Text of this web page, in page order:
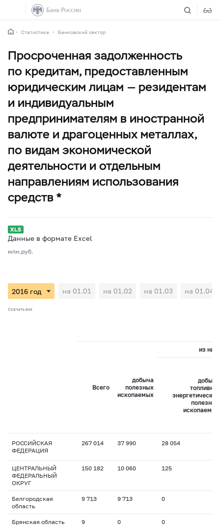
Статистика Банковский сектор
Просроченная задолженность
по кредитам, предоставленным
юридическим лицам — резидентам
и индивидуальным
предпринимателям в иностранной
валюте и драгоценных металлах,
по видам экономической
деятельности и отдельным
направлениям использования
средств *
Данные в формате Excel
млн.руб.
на 01.01 на 01.02 на 01.03 на 01.04
Скачать все
Всего
добыча
полезных
ископаемых
из них:
добыча
топливно-
энергетических
полезных
ископаемых
РОССИЙСКАЯ
ФЕДЕРАЦИЯ
267 014 37 990 28 054
ЦЕНТРАЛЬНЫЙ
ФЕДЕРАЛЬНЫЙ
ОКРУГ
150 182 10 060 125
Белгородская
область
9 713 9 713 0
Брянская область 9 0 0